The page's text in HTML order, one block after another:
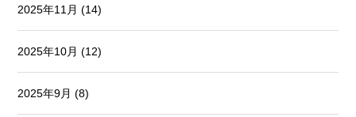
2025年11月(14)
2025年10月(12)
2025年9月(8)